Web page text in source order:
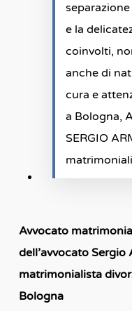
e la
coinvolti,
anche di
cura e
a Bologna,
SERGIO
Avvocato
dell’avvocato
matrimonialista
Bologna